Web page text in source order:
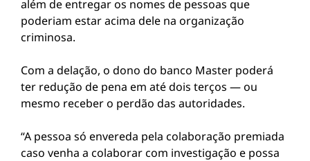
além de entregar os nomes de pessoas que
poderiam estar acima dele na organização
criminosa.
Com a delação, o dono do banco Master poderá
ter redução de pena em até dois terços — ou
mesmo receber o perdão das autoridades.
“A pessoa só envereda pela colaboração premiada
caso venha a colaborar com investigação e possa